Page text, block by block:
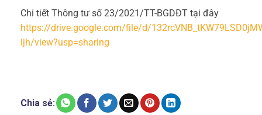
Chi tiết Thông tư số 23/2021/TT-BGDĐT tại đây
https://drive.google.com/file/d/
ljh/view?usp=sharing
Chia sẻ: